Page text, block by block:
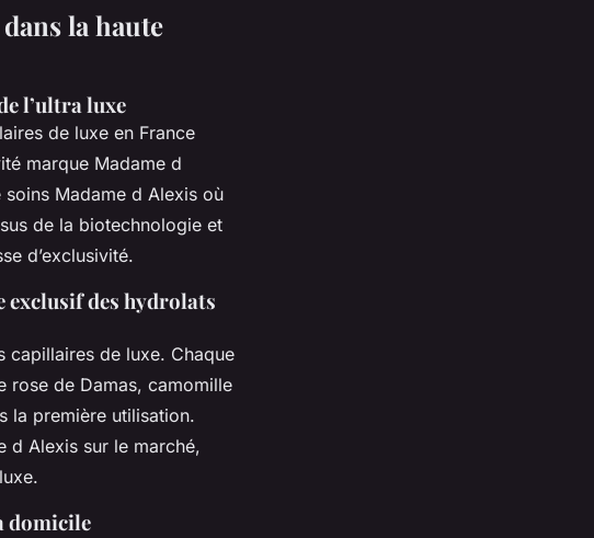
la haute
l’ultra luxe
de luxe en France
marque Madame d
soins Madame d Alexis où
de la biotechnologie et
d’exclusivité.
exclusif des hydrolats
capillaires de luxe. Chaque
rose de Damas, camomille
la première utilisation.
d Alexis sur le marché,
domicile